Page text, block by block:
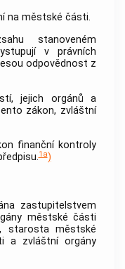
na městské části.
stanoveném
v právních
odpovědnost z
jejich orgánů a
zákon, zvláštní
finanční kontroly
1a)
zastupitelstvem
městské části
starosta městské
a zvláštní orgány